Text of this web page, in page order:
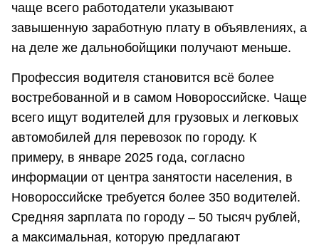
чаще всего работодатели указывают
завышенную заработную плату в объявлениях, а
на деле же дальнобойщики получают меньше.
Профессия водителя становится всё более
востребованной и в самом Новороссийске. Чаще
всего ищут водителей для грузовых и легковых
автомобилей для перевозок по городу. К
примеру, в январе 2025 года, согласно
информации от центра занятости населения, в
Новороссийске требуется более 350 водителей.
Средняя зарплата по городу – 50 тысяч рублей,
а максимальная, которую предлагают